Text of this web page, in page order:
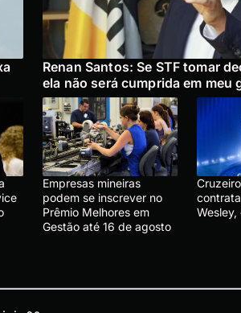
Renan Santos: Se STF tomar
ela não será cumprida em meu
Empresas mineiras
podem se inscrever no
Prêmio Melhores em
Gestão até 16 de agosto